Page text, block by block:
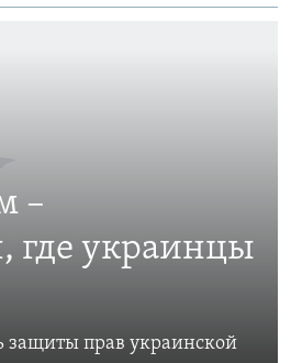
–
где украинцы
защиты прав украинской